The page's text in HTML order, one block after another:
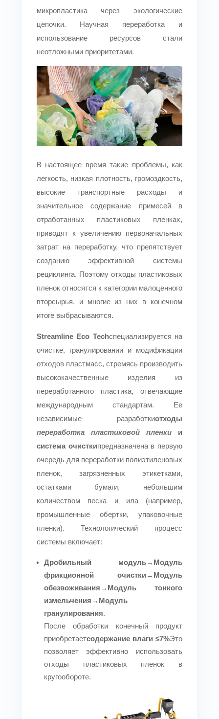
микропластика через экологические
цепочки. Научная переработка и
использование ресурсов стали
неотложными приоритетами.
В настоящее время такие проблемы, как
легкость, низкая плотность, громоздкость,
высокие транспортные расходы и
значительное содержание примесей в
отработанных пластиковых пленках,
приводят к увеличению первоначальных
затрат на переработку, что препятствует
созданию эффективной системы
рециклинга. Поэтому отходы пластиковых
пленок относятся к категории малоценного
вторсырья, и многие из них в конечном
итоге выбрасываются.
Streamline Eco Techспециализируется на
очистке, гранулировании и модификации
отходов пластмасс, стремясь производить
высококачественные изделия из
переработанного пластика, отвечающие
международным стандартам. Ее
независимые разработкиотходы
переработка пластиковой пленки и
система очисткипредназначена в первую
очередь для переработки полиэтиленовых
пленок, загрязненных этикетками,
остатками бумаги, небольшим
количеством песка и ила (например,
промышленные обертки, упаковочные
пленки). Технологический процесс
системы включает:
Дробильный модуль→ Модуль
фрикционной очистки→ Модуль
обезвоживания → Модуль тонкого
измельчения → Модуль
гранулирования.
После обработки конечный продукт
приобретаетсодержание влаги ≤7%Это
позволяет эффективно использовать
отходы пластиковых пленок в
кругообороте.